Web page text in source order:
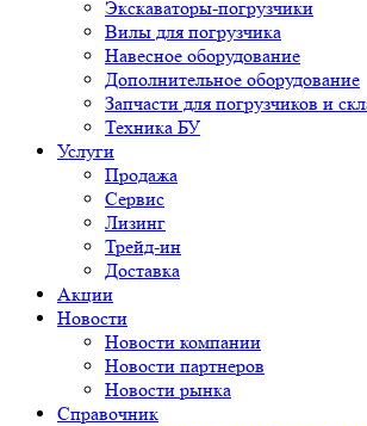
Экскаваторы-погрузчики
Вилы для погрузчика
Навесное оборудование
Дополнительное оборудование
Запчасти для погрузчиков и
Техника БУ
Услуги
Продажа
Сервис
Лизинг
Трейд-ин
Доставка
Акции
Новости
Новости компании
Новости партнеров
Новости рынка
Справочник